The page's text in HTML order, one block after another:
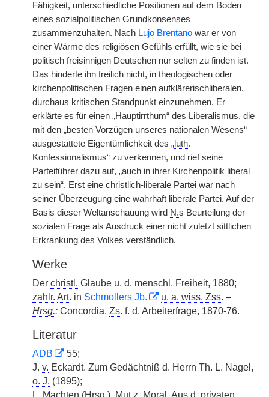
Fähigkeit, unterschiedliche Positionen auf dem Boden
eines sozialpolitischen Grundkonsenses
zusammenzuhalten. Nach Lujo Brentano war er von
einer Wärme des religiösen Gefühls erfüllt, wie sie bei
politisch freisinnigen Deutschen nur selten zu finden ist.
Das hinderte ihn freilich nicht, in theologischen oder
kirchenpolitischen Fragen einen aufklärerischliberalen,
durchaus kritischen Standpunkt einzunehmen. Er
erklärte es für einen „Hauptirrthum“ des Liberalismus, die
mit den „besten Vorzügen unseres nationalen Wesens“
ausgestattete Eigentümlichkeit des „ luth.
Konfessionalismus“ zu verkennen, und rief seine
Parteiführer dazu auf, „auch in ihrer Kirchenpolitik liberal
zu sein“. Erst eine christlich-liberale Partei war nach
seiner Überzeugung eine wahrhaft liberale Partei. Auf der
Basis dieser Weltanschauung wird N.s Beurteilung der
sozialen Frage als Ausdruck einer nicht zuletzt sittlichen
Erkrankung des Volkes verständlich.
Werke
Der christl. Glaube u. d. menschl. Freiheit, 1880;
zahlr. Art. in Schmollers Jb. u. a. wiss. Zss. –
Hrsg.: Concordia, Zs. f. d. Arbeiterfrage, 1870-76.
Literatur
ADB
55;
J. v. Eckardt. Zum Gedächtniß d. Herrn Th. L. Nagel,
o. J. (1895);
L. Machten (Hrsg.), Mut z. Moral, Aus d. privaten